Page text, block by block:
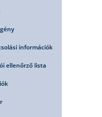
információk
ellenőrző lista